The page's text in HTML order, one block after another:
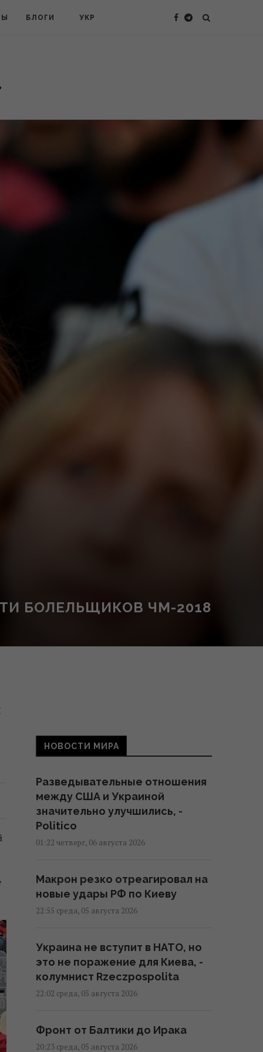
БЛОГИ УКР
БОЛЕЛЬЩИКОВ ЧМ-2018
НОВОСТИ МИРА
Разведывательные отношения
между США и Украиной
значительно улучшились, -
Politico
01:22 четверг, 06 августа 2026
Макрон резко отреагировал на
новые удары РФ по Киеву
22:55 среда, 05 августа 2026
Украина не вступит в НАТО, но
это не поражение для Киева, -
колумнист Rzeczpospolita
22:02 среда, 05 августа 2026
Фронт от Балтики до Ирака
20:23 среда, 05 августа 2026